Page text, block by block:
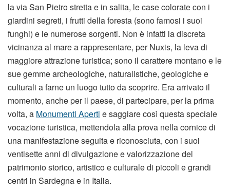
la via San Pietro stretta e in salita, le case colorate con i
giardini segreti, i frutti della foresta (sono famosi i suoi
funghi) e le numerose sorgenti. Non è infatti la discreta
vicinanza al mare a rappresentare, per Nuxis, la leva di
maggiore attrazione turistica; sono il carattere montano e le
sue gemme archeologiche, naturalistiche, geologiche e
culturali a farne un luogo tutto da scoprire. Era arrivato il
momento, anche per il paese, di partecipare, per la prima
volta, a Monumenti Aperti e saggiare così questa speciale
vocazione turistica, mettendola alla prova nella cornice di
una manifestazione seguita e riconosciuta, con i suoi
ventisette anni di divulgazione e valorizzazione del
patrimonio storico, artistico e culturale di piccoli e grandi
centri in Sardegna e in Italia.